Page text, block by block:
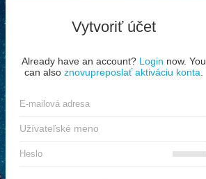
Vytvoriť účet
Already have an account? Login now. You
can also znovupreposlať aktiváciu konta